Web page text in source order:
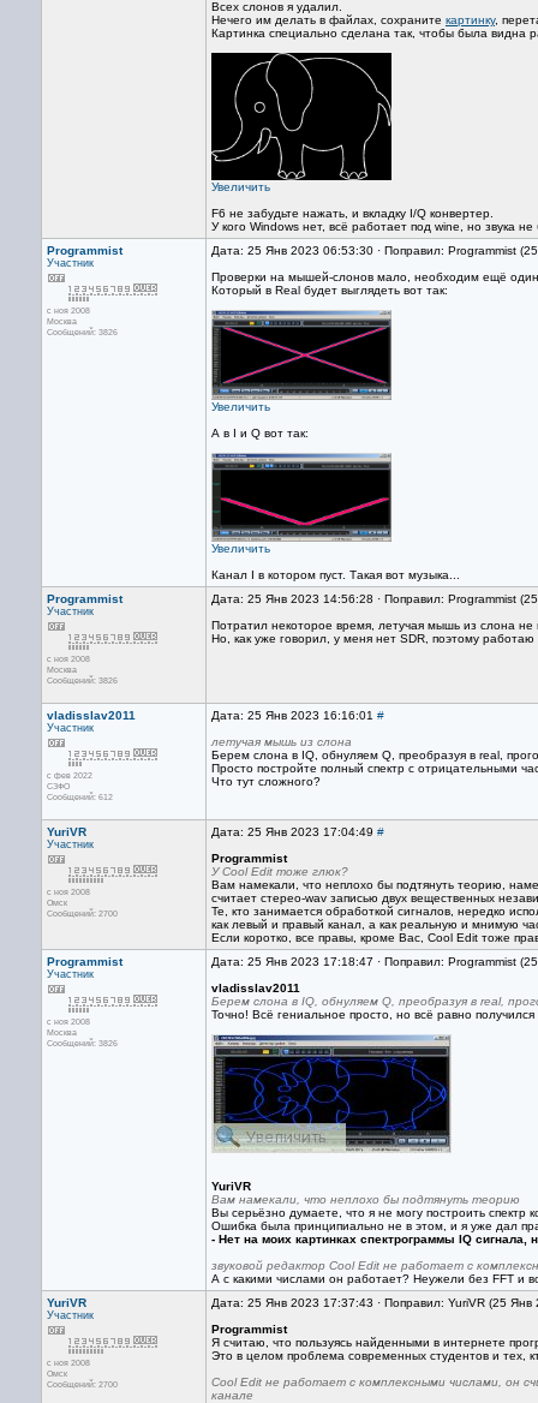
Всех слонов я удалил.
Нечего им делать в файлах, сохраните картинку,
Картинка специально сделана так, чтобы была видна
Увеличить
F6 не забудьте нажать, и вкладку I/Q конвертер.
У кого Windows нет, всё работает под wine, но звука не
Programmist
Участник
с ноя 2008
Москва
Сообщений: 3826
Дата: 25 Янв 2023 06:53:30 · Поправил: Programmist
Проверки на мышей-слонов мало, необходим ещё
Который в Real будет выглядеть вот так:
Увеличить
А в I и Q вот так:
Увеличить
Канал I в котором пуст. Такая вот музыка...
Programmist
Участник
с ноя 2008
Москва
Сообщений: 3826
Дата: 25 Янв 2023 14:56:28 · Поправил: Programmist
Потратил некоторое время, летучая мышь из слона не
Но, как уже говорил, у меня нет SDR, поэтому
vladisslav2011
Участник
с фев 2022
СЗФО
Сообщений: 612
Дата: 25 Янв 2023 16:16:01 #
летучая мышь из слона
Берем слона в IQ, обнуляем Q, преобразуя в real,
Просто постройте полный спектр с отрицательными
Что тут сложного?
YuriVR
Участник
с ноя 2008
Омск
Сообщений: 2700
Дата: 25 Янв 2023 17:04:49 #
Programmist
У Cool Edit тоже глюк?
Вам намекали, что неплохо бы подтянуть теорию,
считает стерео-wav записью двух вещественных
Те, кто занимается обработкой сигналов, нередко
как левый и правый канал, а как реальную и мнимую
Если коротко, все правы, кроме Вас, Cool Edit тоже
Programmist
Участник
с ноя 2008
Москва
Сообщений: 3826
Дата: 25 Янв 2023 17:18:47 · Поправил: Programmist
vladisslav2011
Берем слона в IQ, обнуляем Q, преобразуя в real,
Точно! Всё гениальное просто, но всё равно получился
YuriVR
Вам намекали, что неплохо бы подтянуть теорию
Вы серьёзно думаете, что я не могу построить спектр
Ошибка была принципиально не в этом, и я уже дал
- Нет на моих картинках спектрограммы IQ сигнала,
звуковой редактор Cool Edit не работает с
А с какими числами он работает? Неужели без FFT и
YuriVR
Участник
с ноя 2008
Омск
Сообщений: 2700
Дата: 25 Янв 2023 17:37:43 · Поправил: YuriVR (25
Programmist
Я считаю, что пользуясь найденными в интернете
Это в целом проблема современных студентов и тех,
Cool Edit не работает с комплексными числами, он
канале